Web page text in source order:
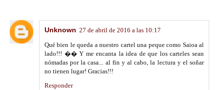
Unknown 27 de abril de 2016 a las 10:17
Qué bien le queda a nuestro cartel una peque como Saioa al
lado!!! �� Y me encanta la idea de que los carteles sean
nómadas por la casa... al fin y al cabo, la lectura y el soñar
no tienen lugar! Gracias!!!
Responder